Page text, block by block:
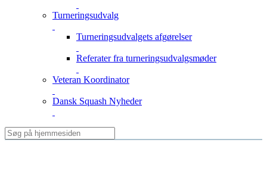
Turneringsudvalg
Turneringsudvalgets afgørelser
Referater fra turneringsudvalgsmøder
Veteran Koordinator
Dansk Squash Nyheder